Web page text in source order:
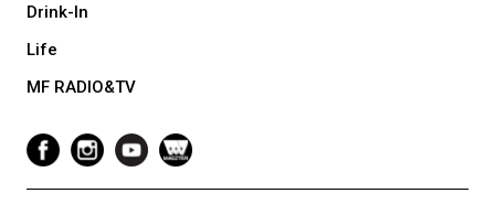
Drink-In
Life
MF RADIO&TV